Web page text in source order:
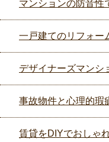
マンションの防音性
一戸建てのリフォー
デザイナーズマンシ
事故物件と心理的瑕
賃貸をDIYでおしゃ